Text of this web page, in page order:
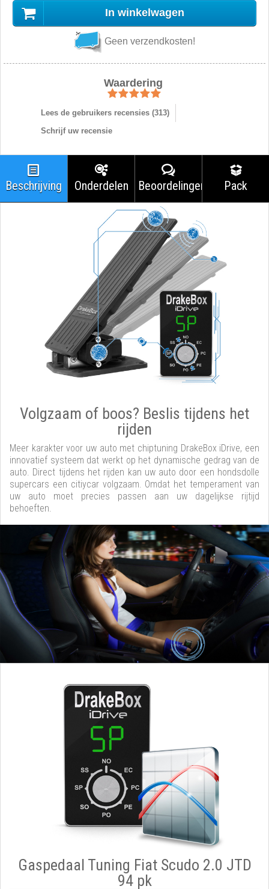
In winkelwagen
Geen verzendkosten!
Waardering
Lees de gebruikers recensies (313)
Schrijf uw recensie
Beschrijving Onderdelen Beoordelingen Pack
Volgzaam of boos? Beslis tijdens het
rijden
Meer karakter voor uw auto met chiptuning DrakeBox iDrive, een
innovatief systeem dat werkt op het dynamische gedrag van de
auto. Direct tijdens het rijden kan uw auto door een hondsdolle
supercars een citiycar volgzaam. Omdat het temperament van
uw auto moet precies passen aan uw dagelijkse rijtijd
behoeften.
Gaspedaal Tuning Fiat Scudo 2.0 JTD
94 pk